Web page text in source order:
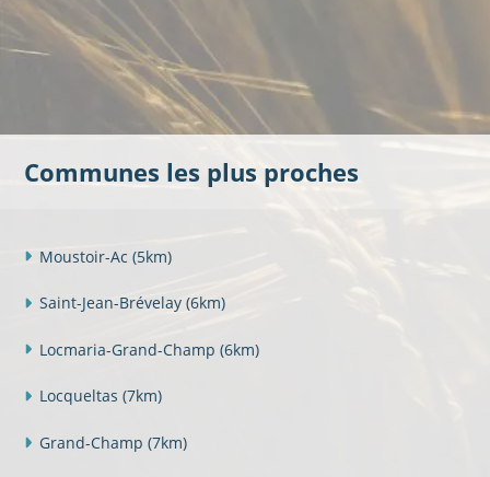
Communes les plus proches
Moustoir-Ac (5km)
Saint-Jean-Brévelay (6km)
Locmaria-Grand-Champ (6km)
Locqueltas (7km)
Grand-Champ (7km)